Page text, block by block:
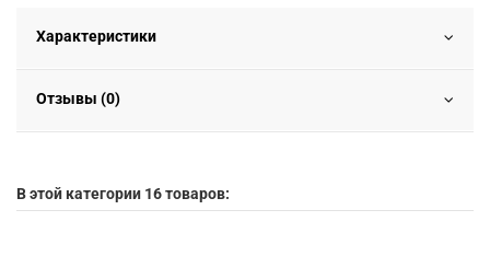
Характеристики
Отзывы (0)
В этой категории 16 товаров: